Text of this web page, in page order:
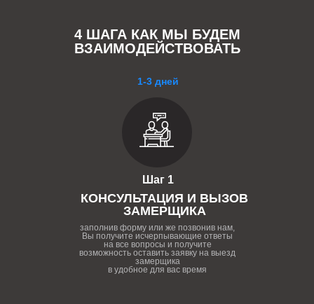
4 ШАГА КАК МЫ БУДЕМ
ВЗАИМОДЕЙСТВОВАТЬ
1-3 дней
Шаг 1
КОНСУЛЬТАЦИЯ И ВЫЗОВ
ЗАМЕРЩИКА
заполнив форму или же позвонив нам,
Вы получите исчерпывающие ответы
на все вопросы и получите
возможность оставить заявку на выезд
замерщика
в удобное для вас время